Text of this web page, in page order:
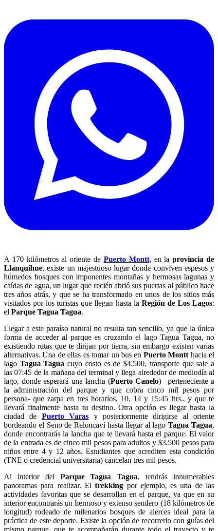
A 170 kilómetros al oriente de Puerto Montt, en laprovincia de
Llanquihue, existe un majestuoso lugar donde conviven espesos y
húmedos bosques con imponentes montañas y hermosas lagunas y
caídas de agua, un lugar que recién abrió sus puertas al público hace
tres años atrás, y que se ha transformado en unos de los sitios más
visitados por los turistas que llegan hasta la Región de Los Lagos:
el Parque Tagua Tagua.
Llegar a este paraíso natural no resulta tan sencillo, ya que la única
forma de acceder al parque es cruzando el lago Tagua Tagua, no
existiendo rutas que te dirijan por tierra, sin embargo existen varias
alternativas. Una de ellas es tomar un bus en Puerto Montt hacia el
lago Tagua Tagua cuyo costo es de $4.500, transporte que sale a
las 07:45 de la mañana del terminal y llega alrededor de mediodía al
lago, donde esperará una lancha (Puerto Canelo) –perteneciente a
la administración del parque y que cobra cinco mil pesos por
persona- que zarpa en tres horarios, 10, 14 y 15:45 hrs., y que te
llevará finalmente hasta tu destino. Otra opción es llegar hasta la
ciudad de Puerto Varas y posteriormente dirigirse al oriente
bordeando el Seno de Reloncaví hasta llegar al lagoTagua Tagua,
donde encontrarás la lancha que te llevará hasta el parque. El valor
de la entrada es de cinco mil pesos para adultos y $3.500 pesos para
niños entre 4 y 12 años. Estudiantes que acrediten esta condición
(TNE o credencial universitaria) cancelan tres mil pesos.
Al interior del Parque Tagua Tagua, tendrás innumerables
panoramas para realizar. Eltrekking por ejemplo, es una de las
actividades favoritas que se desarrollan en el parque, ya que en su
interior encontrarás un hermoso y extenso sendero (18 kilómetros de
longitud) rodeado de milenarios bosques de alerces ideal para la
práctica de este deporte. Existe la opción de recorrerlo con guías del
mismo parque, que te acompañarán durante todo el trayecto y te